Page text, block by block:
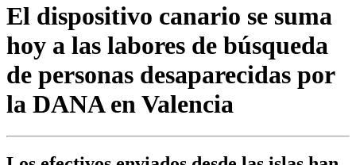
El dispositivo canario se suma
hoy a las labores de búsqueda
de personas desaparecidas por
la DANA en Valencia